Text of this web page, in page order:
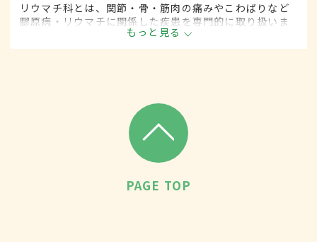
リウマチ科とは、関節・骨・筋肉の痛みやこわばりなど
膠原病・リウマチに関係した疾患を専門的に取り扱いま
もっと見る
PAGE TOP